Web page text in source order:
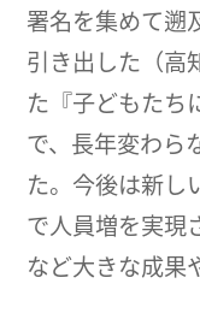
署名を集めて遡
引き出した（高
た『子どもたち
で、長年変わら
た。今後は新し
で人員増を実現
など大きな成果